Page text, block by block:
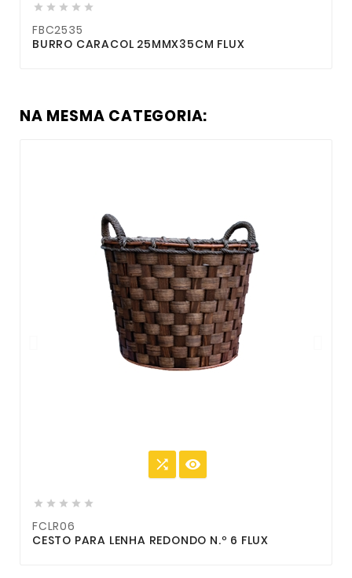
    
FBC2535
BURRO CARACOL 25MMX35CM FLUX
NA MESMA CATEGORIA:
 
    
FCLR06
CESTO PARA LENHA REDONDO N.º 6 FLUX